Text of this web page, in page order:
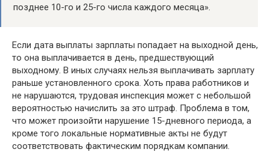
позднее 10-го и 25-го числа каждого месяца».
Если дата выплаты зарплаты попадает на выходной день,
то она выплачивается в день, предшествующий
выходному. В иных случаях нельзя выплачивать зарплату
раньше установленного срока. Хоть права работников и
не нарушаются, трудовая инспекция может с небольшой
вероятностью начислить за это штраф. Проблема в том,
что может произойти нарушение 15-дневного периода, а
кроме того локальные нормативные акты не будут
соответствовать фактическим порядкам компании.